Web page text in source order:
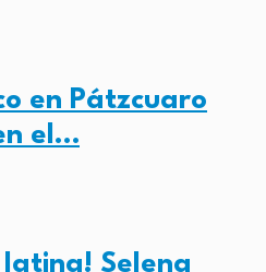
en Pátzcuaro
el…
latina! Selena